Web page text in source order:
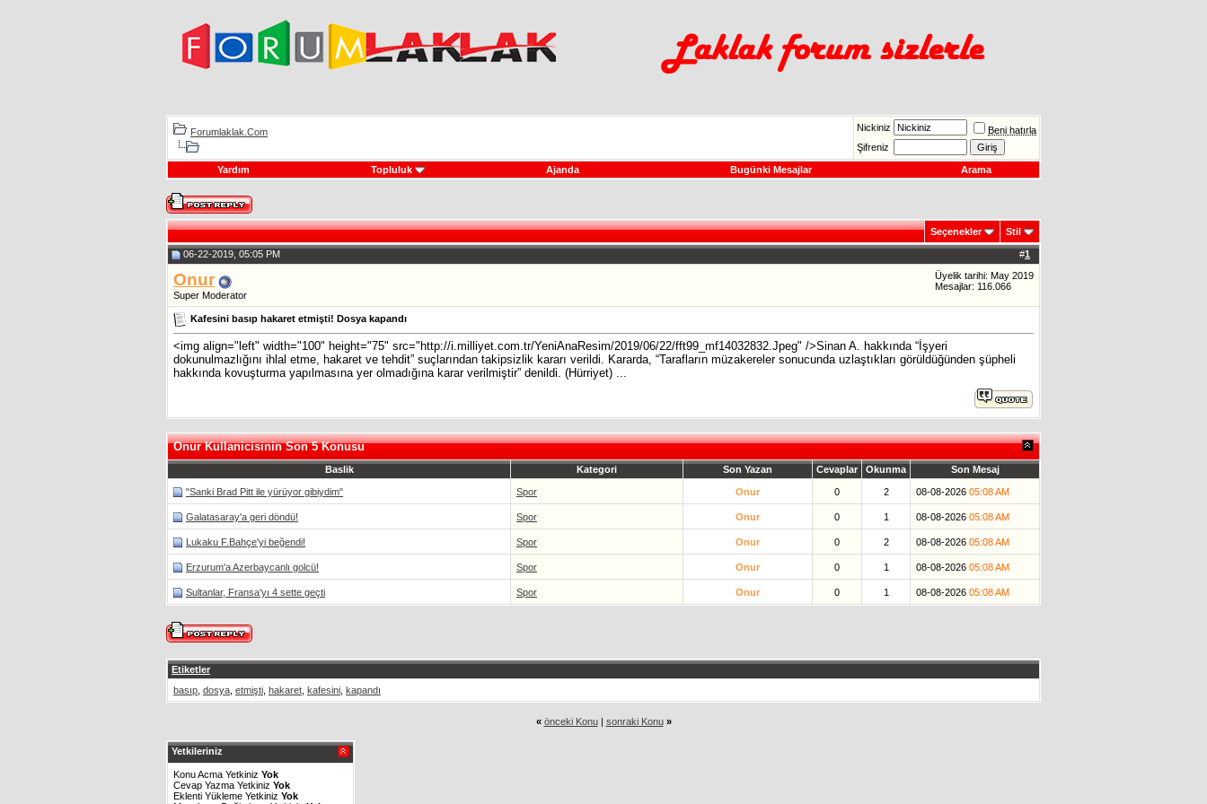
Forumlaklak.Com Nickiniz
Beni hatırla
Şifreniz
Yardım Topluluk Ajanda Bugünki Mesajlar Arama
Seçenekler Stil
#1
06-22-2019, 05:05 PM
Onur
Super Moderator
Üyelik tarihi: May 2019
Mesajlar: 116.066
Kafesini basıp hakaret etmişti! Dosya kapandı
<img align="left" width="100" height="75" src="http://i.milliyet.com.tr/YeniAnaResim/2019/06/22/fft99_mf14032832.Jpeg" />Sinan A. hakkında “İşyeri
dokunulmazlığını ihlal etme, hakaret ve tehdit” suçlarından takipsizlik kararı verildi. Kararda, “Tarafların müzakereler sonucunda uzlaştıkları görüldüğünden şüpheli
hakkında kovuşturma yapılmasına yer olmadığına karar verilmiştir” denildi. (Hürriyet) ...
Onur Kullanicisinin Son 5 Konusu
Baslik Kategori Son Yazan Cevaplar Okunma Son Mesaj
"Sanki Brad Pitt ile yürüyor gibiydim" Spor Onur 0 2 08-08-2026 05:08 AM
Galatasaray'a geri döndü! Spor Onur 0 1 08-08-2026 05:08 AM
Lukaku F.Bahçe'yi beğendi! Spor Onur 0 2 08-08-2026 05:08 AM
Erzurum'a Azerbaycanlı golcü! Spor Onur 0 1 08-08-2026 05:08 AM
Sultanlar, Fransa'yı 4 sette geçti Spor Onur 0 1 08-08-2026 05:08 AM
Etiketler
basıp dosya etmişti hakaret kafesini kapandı
« önceki Konu| sonraki Konu »
Yetkileriniz
Konu Acma Yetkiniz Yok
Cevap Yazma Yetkiniz Yok
Eklenti Yükleme Yetkiniz Yok